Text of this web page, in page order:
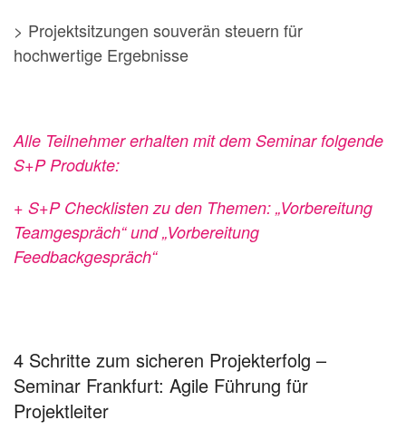
> Projektsitzungen souverän steuern für
hochwertige Ergebnisse
Alle Teilnehmer erhalten mit dem Seminar folgende
S+P Produkte:
+ S+P Checklisten zu den Themen: „Vorbereitung
Teamgespräch“ und „Vorbereitung
Feedbackgespräch“
4 Schritte zum sicheren Projekterfolg –
Seminar Frankfurt: Agile Führung für
Projektleiter